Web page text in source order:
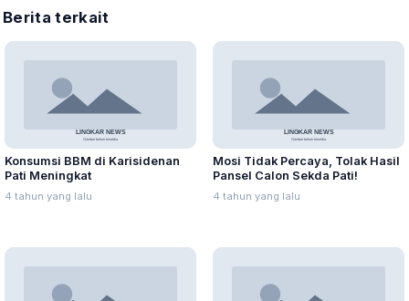
Berita terkait
Konsumsi BBM di Karisidenan
Pati Meningkat
4 tahun yang lalu
Mosi Tidak Percaya, Tolak Hasil
Pansel Calon Sekda Pati!
4 tahun yang lalu